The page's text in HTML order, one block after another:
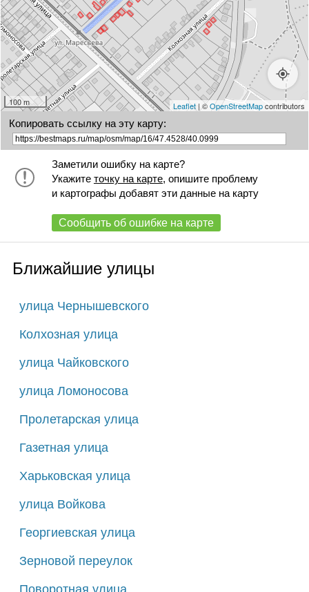
100 m Leaflet| ©OpenStreetMapcontributors
Копировать ссылку на эту карту:
Заметили ошибку на карте?
Укажите точку на карте, опишите проблему
и картографы добавят эти данные на карту
Сообщить об ошибке на карте
Ближайшие улицы
улица Чернышевского
Колхозная улица
улица Чайковского
улица Ломоносова
Пролетарская улица
Газетная улица
Харьковская улица
улица Войкова
Георгиевская улица
Зерновой переулок
Поворотная улица